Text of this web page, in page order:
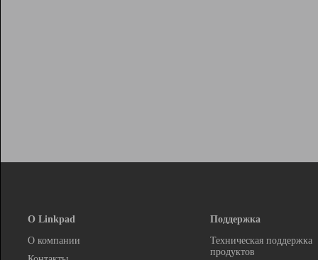
О Linkpad
О компании
Поддержка
Техническая поддержка
продуктов